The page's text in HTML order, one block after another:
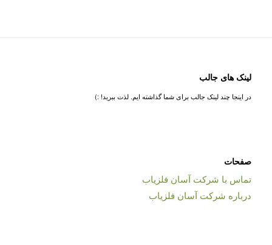
لینک های جالب
در اینجا چند لینک جالب برای شما گذاشته ایم. لذت ببرید! :)
صفحات
تماس با شرکت آسان فلزیاب
درباره شرکت آسان فلزیاب